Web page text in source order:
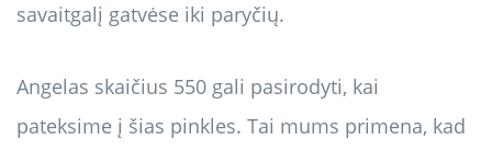
savaitgalį gatvėse iki paryčių.
Angelas skaičius 550 gali pasirodyti, kai
pateksime į šias pinkles. Tai mums primena, kad